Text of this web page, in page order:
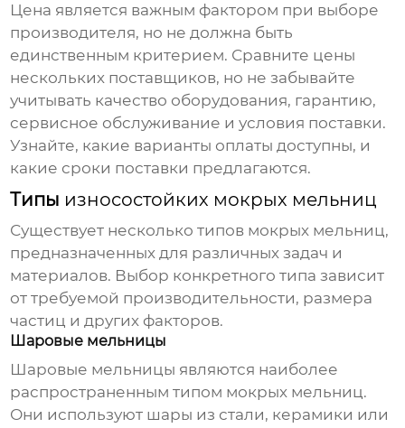
Цена является важным фактором при выборе
производителя, но не должна быть
единственным критерием. Сравните цены
нескольких поставщиков, но не забывайте
учитывать качество оборудования, гарантию,
сервисное обслуживание и условия поставки.
Узнайте, какие варианты оплаты доступны, и
какие сроки поставки предлагаются.
Типы износостойких мокрых мельниц
Существует несколько типов мокрых мельниц,
предназначенных для различных задач и
материалов. Выбор конкретного типа зависит
от требуемой производительности, размера
частиц и других факторов.
Шаровые мельницы
Шаровые мельницы являются наиболее
распространенным типом мокрых мельниц.
Они используют шары из стали, керамики или